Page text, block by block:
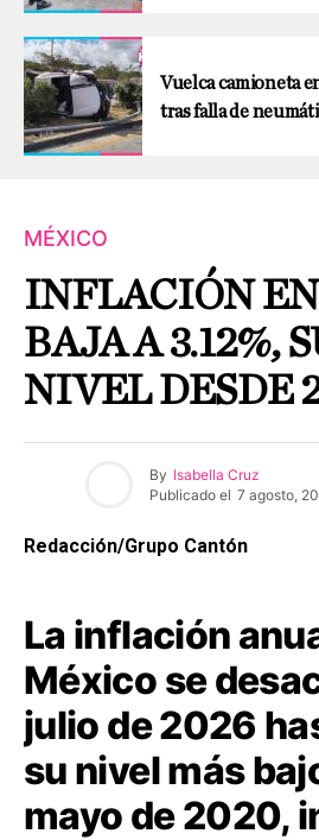
Vuelca camioneta
tras falla de
MÉXICO
INFLACIÓN
BAJA A 3.12%,
NIVEL DESDE
By Isabella Cruz
Publicado el 7 agosto,
Redacción/Grupo Cantón
La inflación
México se
julio de 2026
su nivel más
mayo de 2020,